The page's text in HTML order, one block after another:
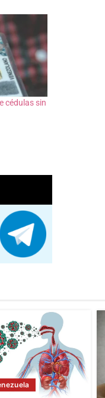
cédulas sin